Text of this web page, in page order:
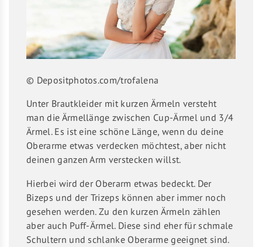
© Depositphotos.com/trofalena
Unter Brautkleider mit kurzen Ärmeln versteht
man die Ärmellänge zwischen Cup-Ärmel und 3/4
Ärmel. Es ist eine schöne Länge, wenn du deine
Oberarme etwas verdecken möchtest, aber nicht
deinen ganzen Arm verstecken willst.
Hierbei wird der Oberarm etwas bedeckt. Der
Bizeps und der Trizeps können aber immer noch
gesehen werden. Zu den kurzen Ärmeln zählen
aber auch Puff-Ärmel. Diese sind eher für schmale
Schultern und schlanke Oberarme geeignet sind.